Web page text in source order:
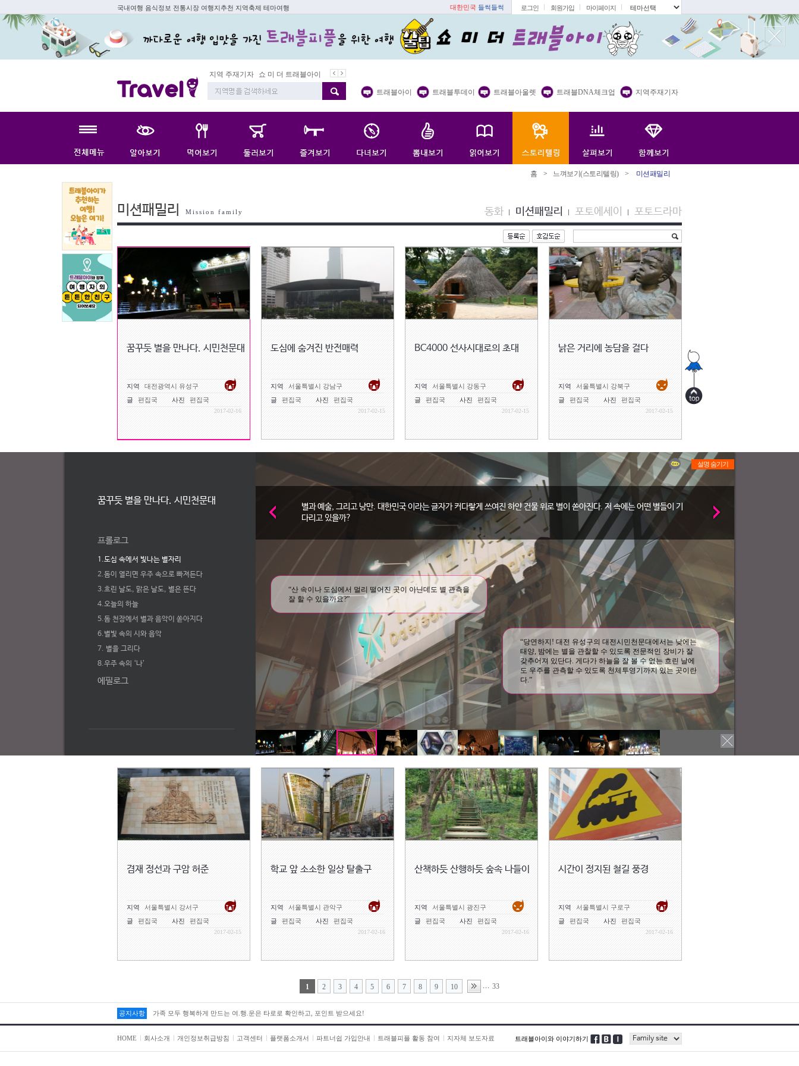
국내여행 음식정보 전통시장 여행지추천 지역축제 테마여행 대한민국 들썩들썩 로그인 회원가입 마이페이지
봄꽃 벚꽃명소 봄철 별미
지역 주재기자 쇼 미 더 트래블아이
트래블아이 트래블투데이 트래블아울렛 트래블DNA체크업 지역주재기자
홈 > 느껴보기(스토리텔링) > 미션패밀리
미션패밀리 Mission family 동화 미션패밀리 포토에세이 포토드라마
꿈꾸듯 별을 만나다. 시민천문대
지역
대전광역시 유성구
글
편집국 사진 편집국
2017-02-16
꿈꾸듯 별을 만나다. 시민천문대
프롤로그
1.도심 속에서 빛나는 별자리
2.돔이 열리면 우주 속으로 빠져든다
3.흐린 날도, 맑은 날도, 별은 뜬다
4.오늘의 하늘
5.돔 천장에서 별과 음악이 쏟아지다
6.별빛 속의 시와 음악
7. 별을 그리다
8.우주 속의 ‘나’
에필로그
설명 숨기기
별과 예술, 그리고 낭만. 대한민국 이라는 글자가 커다랗게 쓰여진 하얀 건물 위로 별이 쏟아진다. 저 속에는 어떤 별들이 기
다리고 있을까?
“산 속이나 도심에서 멀리 떨어진 곳이 아닌데도 별 관측을
잘 할 수 있을까요?”
“당연하지! 대전 유성구의 대전시민천문대에서는 낮에는
태양, 밤에는 별을 관찰할 수 있도록 전문적인 장비가 잘
갖추어져 있단다. 게다가 하늘을 잘 볼 수 없는 흐린 날에
도 우주를 관측할 수 있도록 천체투영기까지 있는 곳이란
다.”
도심에 숨겨진 반전매력
지역
서울특별시 강남구
글
편집국 사진 편집국
2017-02-15
BC4000 선사시대로의 초대
지역
서울특별시 강동구
글
편집국 사진 편집국
2017-02-15
낡은 거리에 농담을 걸다
지역
서울특별시 강북구
글
편집국 사진 편집국
2017-02-15
겸재 정선과 구암 허준
지역
서울특별시 강서구
글
편집국 사진 편집국
2017-02-15
학교 앞 소소한 일상 탈출구
지역
서울특별시 관악구
글
편집국 사진 편집국
2017-02-16
산책하듯 산행하듯 숲속 나들이
지역
서울특별시 광진구
글
편집국 사진 편집국
2017-02-16
시간이 정지된 철길 풍경
지역
서울특별시 구로구
글
편집국 사진 편집국
2017-02-16
1 2 3 4 5 6 7 8 9 10 ... 33
공지사항 가족 모두 행복하게 만드는 여.행.운은 타로로 확인하고, 포인트 받으세요!
HOME 회사소개 개인정보취급방침 고객센터 플랫폼소개서 파트너쉽 가입안내 트래블피플 활동 참여 지자체 보도자료 트래블아이와 이야기하기